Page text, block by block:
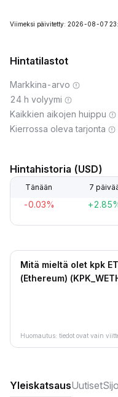
Viimeksi päivitetty: 2026-08-07
Hintatilastot
Markkina-arvo
24 h volyymi
Kaikkien aikojen huippu
Kierrossa oleva tarjonta
Hintahistoria (USD)
Tänään 7
-0.03%
Mitä mieltä olet kpk
(Ethereum)
Huomautus: tiedot ovat vain
YleiskatsausUutiset